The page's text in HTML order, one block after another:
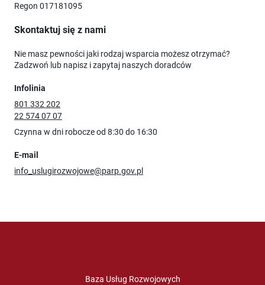
Regon 017181095
Skontaktuj się z nami
Nie masz pewności jaki rodzaj wsparcia możesz otrzymać?
Zadzwoń lub napisz i zapytaj naszych doradców
Infolinia
801 332 202
22 574 07 07
Czynna w dni robocze od 8:30 do 16:30
E-mail
info_uslugirozwojowe@parp.gov.pl
Baza Usług Rozwojowych